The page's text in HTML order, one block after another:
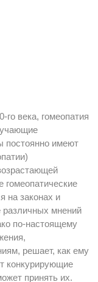
века, гомеопатия
постоянно имеют
гомеопатические
на законах и
различных мнений
по-настоящему
решает, как ему
конкурирующие
принять их.